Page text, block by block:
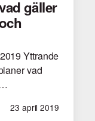
gäller
23 april 2019
Yttrande
vad